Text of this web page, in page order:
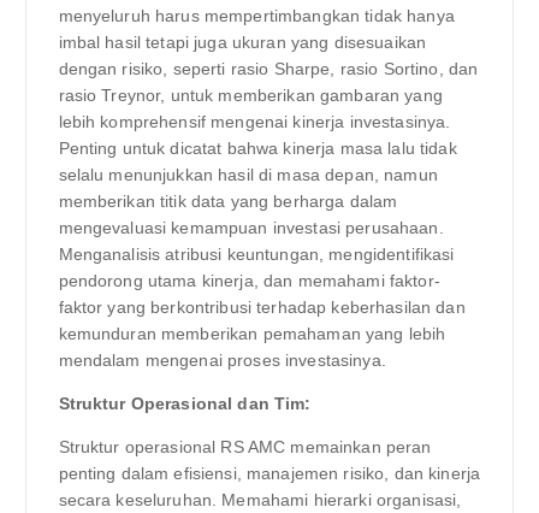
menyeluruh harus mempertimbangkan tidak hanya
imbal hasil tetapi juga ukuran yang disesuaikan
dengan risiko, seperti rasio Sharpe, rasio Sortino, dan
rasio Treynor, untuk memberikan gambaran yang
lebih komprehensif mengenai kinerja investasinya.
Penting untuk dicatat bahwa kinerja masa lalu tidak
selalu menunjukkan hasil di masa depan, namun
memberikan titik data yang berharga dalam
mengevaluasi kemampuan investasi perusahaan.
Menganalisis atribusi keuntungan, mengidentifikasi
pendorong utama kinerja, dan memahami faktor-
faktor yang berkontribusi terhadap keberhasilan dan
kemunduran memberikan pemahaman yang lebih
mendalam mengenai proses investasinya.
Struktur Operasional dan Tim:
Struktur operasional RS AMC memainkan peran
penting dalam efisiensi, manajemen risiko, dan kinerja
secara keseluruhan. Memahami hierarki organisasi,